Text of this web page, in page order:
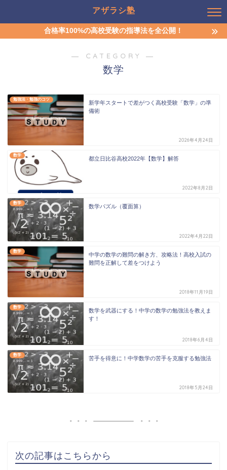
アザラシ塾
合格率100%の高校受験の指導法を全公開！
― CATEGORY ―
数学
勉強法・勉強のコツ
新学年スタートで差がつく高校受験「数学」の準
備術
2026年4月24日
数学
都立日比谷高校2022年【数学】解答
2022年8月2日
数学
数学パズル（覆面算）
2022年4月22日
数学
中学の数学の難問の解き方、攻略法！高校入試の
難問を正解して差をつけよう
2018年11月19日
数学
数学を武器にする！中学の数学の勉強法を教えま
す！
2018年6月4日
数学
苦手を得意に！中学数学の苦手を克服する勉強法
2018年5月24日
次の記事はこちらから